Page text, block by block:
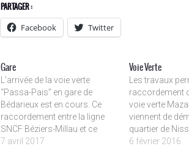
PARTAGER :
Facebook
Twitter
Gare
L’arrivée de la voie verte
“Passa-Pais” en gare de
Bédarieux est en cours. Ce
raccordement entre la ligne
SNCF Béziers-Millau et ce
trajet de 75km reliant
7 avril 2017
Voie Verte
Les travaux
raccordement
voie verte
viennent de
quartier de
voie devrait être
6 février 2016